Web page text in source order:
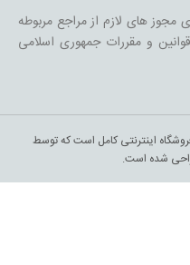
های لازم از مراجع مربوطه
و مقررات جمهوری اسلامی
اینترنتی کامل است که توسط
شده است.